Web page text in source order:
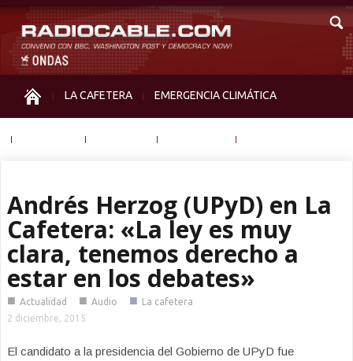
LA CAFETERA EMERGENCIA CLIMÁTICA
Andrés Herzog (UPyD) en La
Cafetera: «La ley es muy
clara, tenemos derecho a
estar en los debates»
■ Actualidad ■ Audio ■ La cafetera
2 diciembre, 2015
El candidato a la presidencia del Gobierno de UPyD fue